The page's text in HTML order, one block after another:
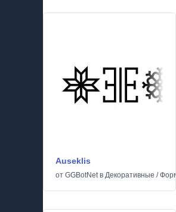
Auseklis
от GGBotNetв Декоративные /